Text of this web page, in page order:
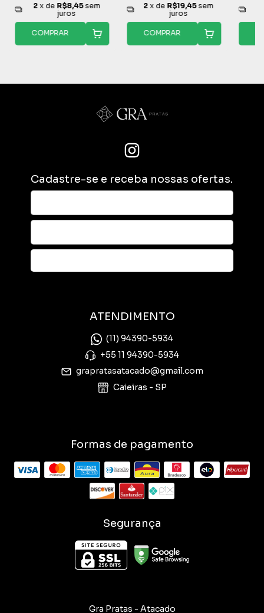
2 x de R$8,45 sem
juros
COMPRAR
2 x de R$19,45 sem
juros
COMPRAR
Cadastre-se e receba nossas ofertas.
ATENDIMENTO
(11) 94390-5934
+55 11 94390-5934
grapratasatacado@gmail.com
Caieiras - SP
Formas de pagamento
Segurança
Gra Pratas - Atacado